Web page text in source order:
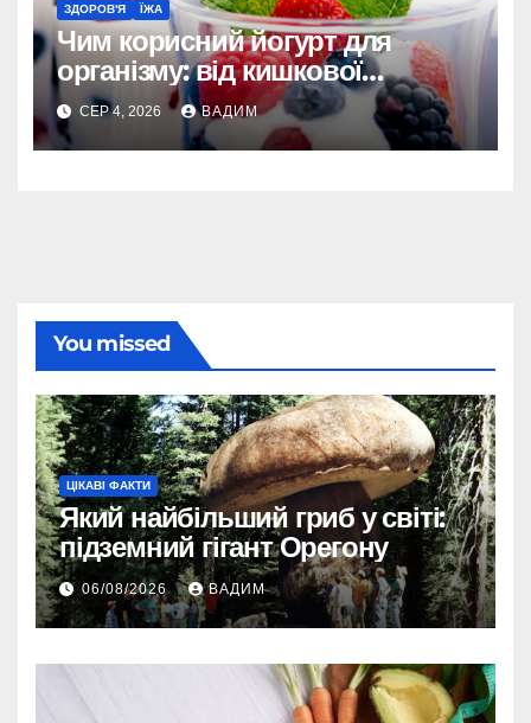
ЗДОРОВ'Я ЇЖА
Чим корисний йогурт для
організму: від кишкової
мікрофлори до довголіття
СЕР 4, 2026 ВАДИМ
You missed
ЦІКАВІ ФАКТИ
Який найбільший гриб у світі:
підземний гігант Орегону
06/08/2026 ВАДИМ